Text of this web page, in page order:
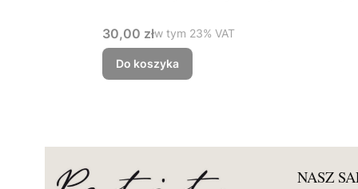
Cena brutto
30,00 złw tym %s VAT
w tym 23% VAT
Do koszyka
NASZ